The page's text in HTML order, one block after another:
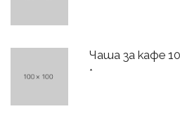
Чаша за кафе
*